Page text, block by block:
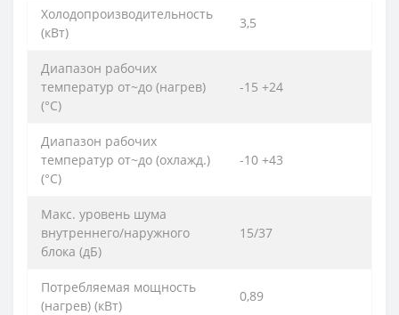
Холодопроизводительность
(кВт)
3,5
Диапазон рабочих
температур от~до (нагрев)
(°C)
-15 +24
Диапазон рабочих
температур от~до (охлажд.)
(°C)
-10 +43
Макс. уровень шума
внутреннего/наружного
блока (дБ)
15/37
Потребляемая мощность
(нагрев) (кВт)
0,89